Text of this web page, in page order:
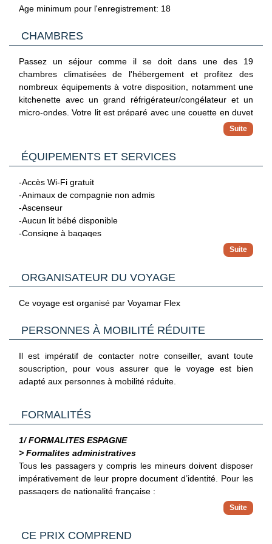
mobile.Formalités de départ sans contact disponibles.
Age minimum pour l'enregistrement: 18
CHAMBRES
Passez un séjour comme il se doit dans une des 19
chambres climatisées de l'hébergement et profitez des
nombreux équipements à votre disposition, notamment une
kitchenette avec un grand réfrigérateur/congélateur et un
micro-ondes. Votre lit est préparé avec une couette en duvet
d'oie et de la literie de qualité supérieure. Une télévision à
écran plat 50 pouces avec chaînes par satellite assure votre
divertissement et l'accès Wi-Fi à Internet gratuit vous permet
de rester en contact avec le reste du monde. Les
comprennent un téléphone, mais aussi un coffre-fort et une
cafetière ou une bouilloire.
ÉQUIPEMENTS ET SERVICES
-Accès Wi-Fi gratuit
-Animaux de compagnie non admis
-Ascenseur
-Aucun lit bébé disponible
-Consigne à bagages
-Piscine extérieure ouverte en saison
-Service de départ express
-Services de concierge
-Terrasse
-Transats de piscine
ORGANISATEUR DU VOYAGE
Ce voyage est organisé par Voyamar Flex
PERSONNES À MOBILITÉ RÉDUITE
Il est impératif de contacter notre conseiller, avant toute
souscription, pour vous assurer que le voyage est bien
adapté aux personnes à mobilité réduite.
FORMALITÉS
1/ FORMALITES ESPAGNE
> Formalites administratives
Tous les passagers y compris les mineurs doivent disposer
impérativement de leur propre document d’identité. Pour les
passagers de nationalité française :
Pour les ressortissants français voyageant en Espagne,
il est possible d'entrer librement avec un passeport ou
Vous trouverez des informations plus complètes sur
CE PRIX COMPREND